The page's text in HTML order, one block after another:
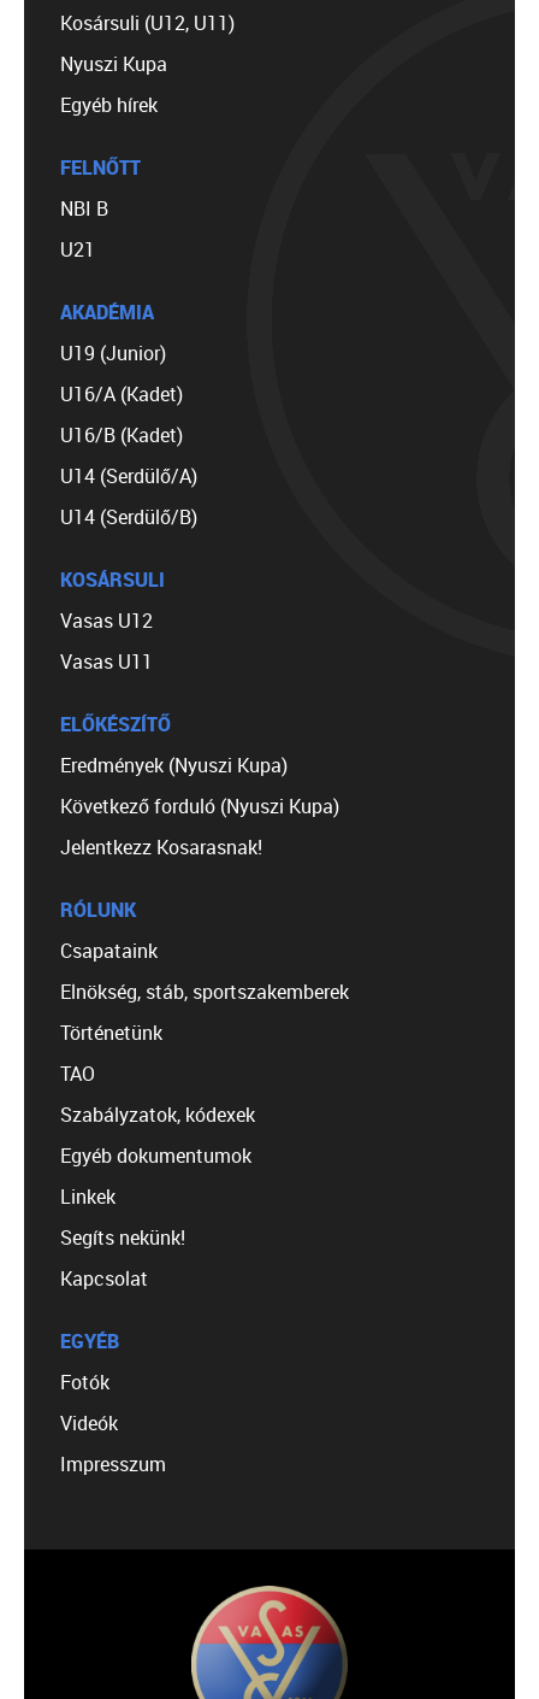
Kosársuli (U12, U11)
Nyuszi Kupa
Egyéb hírek
FELNŐTT
NBI B
U21
AKADÉMIA
U19 (Junior)
U16/A (Kadet)
U16/B (Kadet)
U14 (Serdülő/A)
U14 (Serdülő/B)
KOSÁRSULI
Vasas U12
Vasas U11
ELŐKÉSZÍTŐ
Eredmények (Nyuszi Kupa)
Következő forduló (Nyuszi Kupa)
Jelentkezz Kosarasnak!
RÓLUNK
Csapataink
Elnökség, stáb, sportszakemberek
Történetünk
TAO
Szabályzatok, kódexek
Egyéb dokumentumok
Linkek
Segíts nekünk!
Kapcsolat
EGYÉB
Fotók
Videók
Impresszum